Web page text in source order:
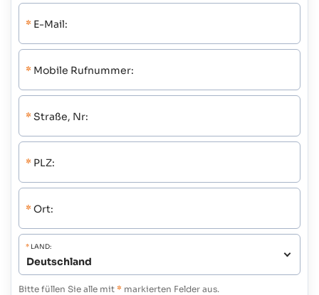
* E-Mail:
* Mobile Rufnummer:
* Straße, Nr:
* PLZ:
* Ort:
* LAND:
Bitte füllen Sie alle mit * markierten Felder aus.